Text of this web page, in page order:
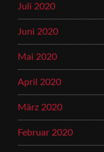
Juli 2020
Juni 2020
Mai 2020
April 2020
März 2020
Februar 2020